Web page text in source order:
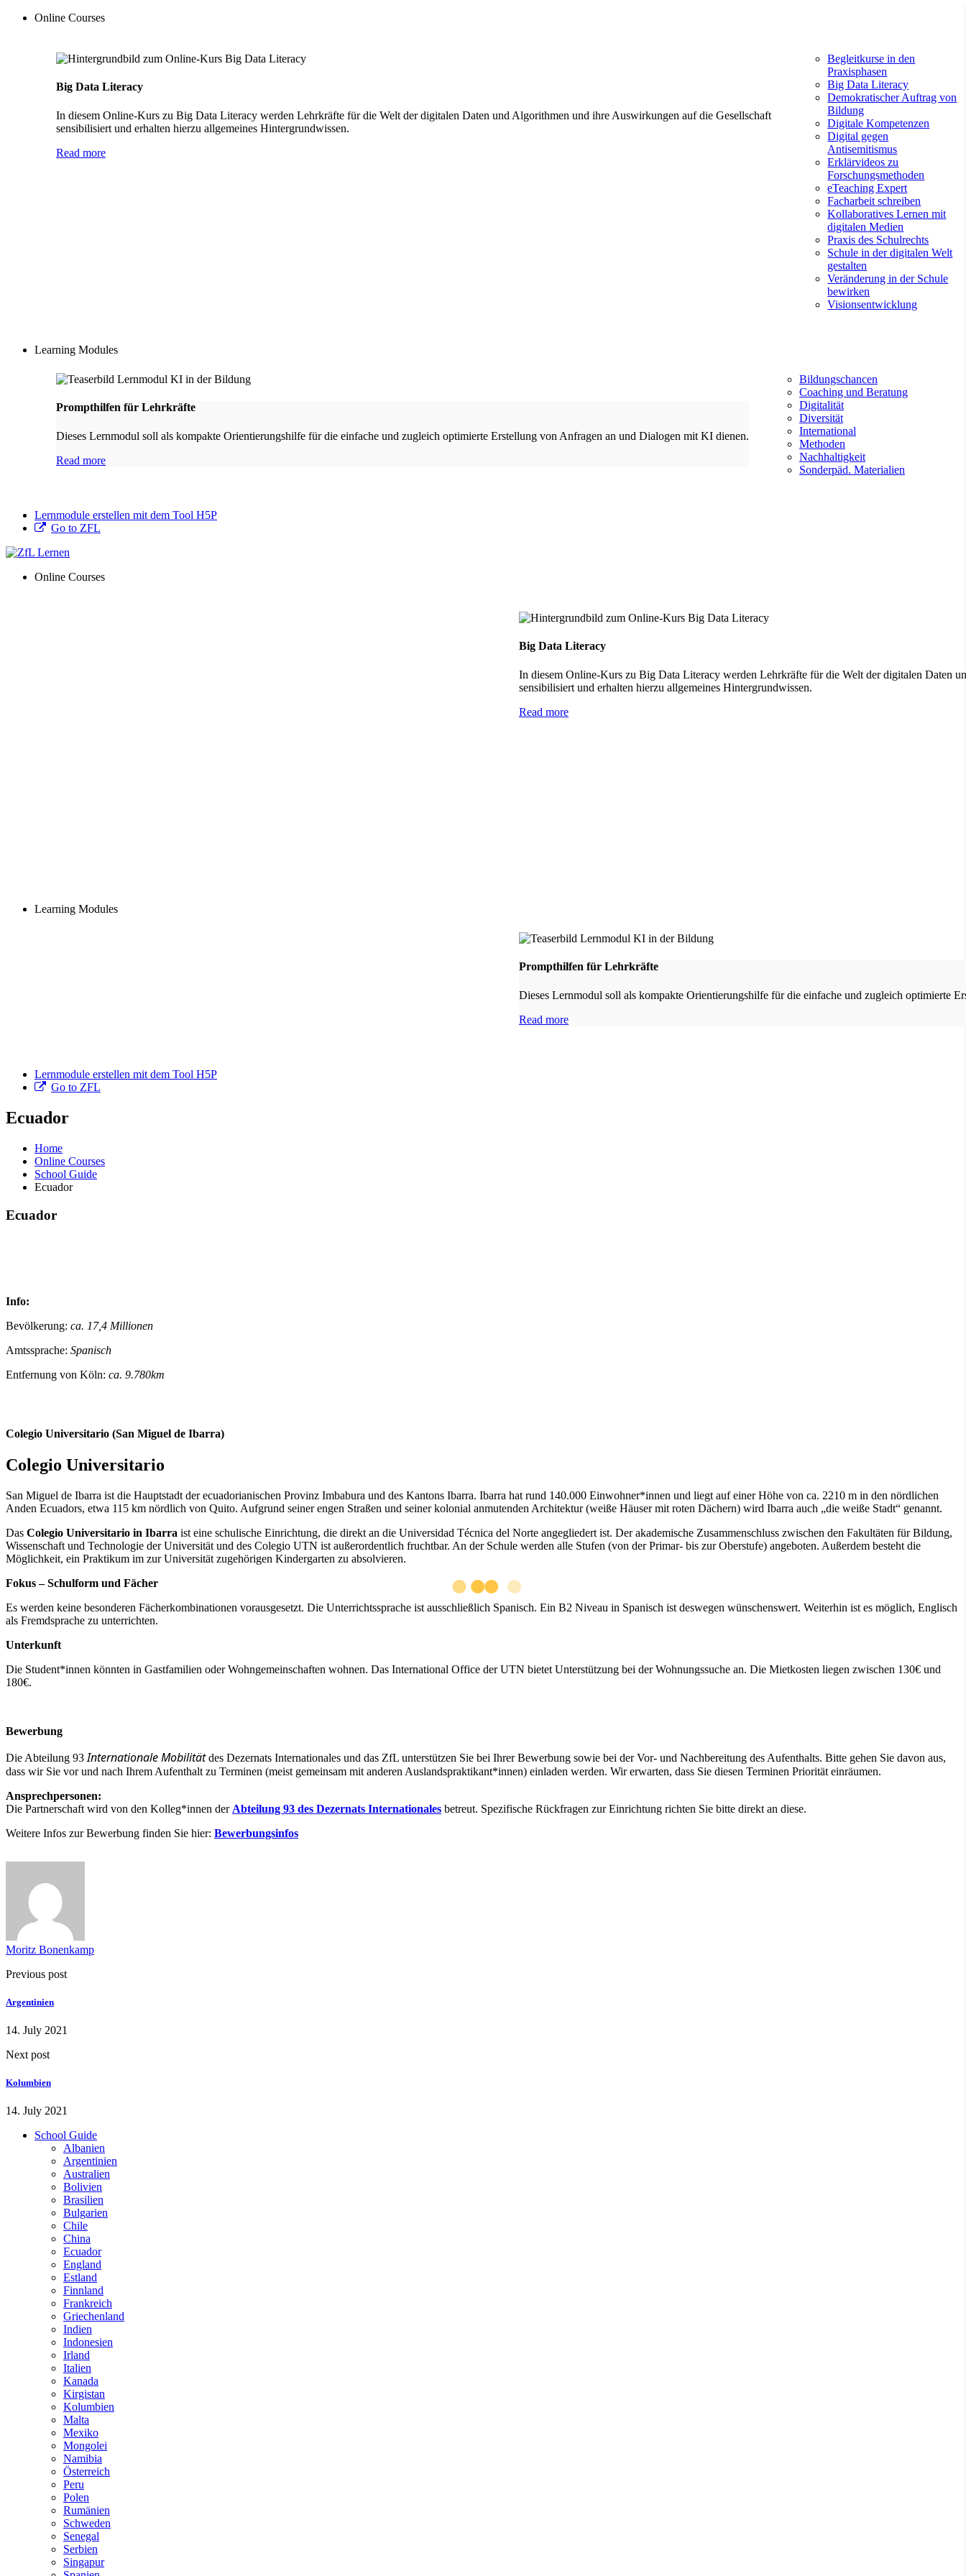
Online Courses
Big Data Literacy
In diesem Online-Kurs zu Big Data Literacy werden Lehrkräfte für die Welt der digitalen Daten und Algorithmen und ihre Auswirkungen auf die Gesellschaft
sensibilisiert und erhalten hierzu allgemeines Hintergrundwissen.
Read more
Begleitkurse in den
Praxisphasen
Big Data Literacy
Demokratischer Auftrag von
Bildung
Digitale Kompetenzen
Digital gegen
Antisemitismus
Erklärvideos zu
Forschungsmethoden
eTeaching Expert
Facharbeit schreiben
Kollaboratives Lernen mit
digitalen Medien
Praxis des Schulrechts
Schule in der digitalen Welt
gestalten
Veränderung in der Schule
bewirken
Visionsentwicklung
Learning Modules
Prompthilfen für Lehrkräfte
Dieses Lernmodul soll als kompakte Orientierungshilfe für die einfache und zugleich optimierte Erstellung von Anfragen an und Dialogen mit KI dienen.
Read more
Bildungschancen
Coaching und Beratung
Digitalität
Diversität
International
Methoden
Nachhaltigkeit
Sonderpäd. Materialien
Lernmodule erstellen mit dem Tool H5P
Go to ZFL
Online Courses
Big Data Literacy
In diesem Online-Kurs zu Big Data Literacy werden Lehrkräfte für die Welt der digitalen Daten
sensibilisiert und erhalten hierzu allgemeines Hintergrundwissen.
Read more
Learning Modules
Prompthilfen für Lehrkräfte
Dieses Lernmodul soll als kompakte Orientierungshilfe für die einfache und zugleich optimierte
Read more
Lernmodule erstellen mit dem Tool H5P
Go to ZFL
Ecuador
Home
Online Courses
School Guide
Ecuador
Ecuador
Info:
Bevölkerung: ca. 17,4 Millionen
Amtssprache: Spanisch
Entfernung von Köln: ca. 9.780km
Colegio Universitario (San Miguel de Ibarra)
Colegio Universitario
San Miguel de Ibarra ist die Hauptstadt der ecuadorianischen Provinz Imbabura und des Kantons Ibarra. Ibarra hat rund 140.000 Einwohner*innen und liegt auf einer Höhe von ca. 2210 m in den nördlichen
Anden Ecuadors, etwa 115 km nördlich von Quito. Aufgrund seiner engen Straßen und seiner kolonial anmutenden Architektur (weiße Häuser mit roten Dächern) wird Ibarra auch „die weiße Stadt“ genannt.
Das Colegio Universitario in Ibarra ist eine schulische Einrichtung, die direkt an die Universidad Técnica del Norte angegliedert ist. Der akademische Zusammenschluss zwischen den Fakultäten für Bildung,
Wissenschaft und Technologie der Universität und des Colegio UTN ist außerordentlich fruchtbar. An der Schule werden alle Stufen (von der Primar- bis zur Oberstufe) angeboten. Außerdem besteht die
Möglichkeit, ein Praktikum im zur Universität zugehörigen Kindergarten zu absolvieren.
Fokus – Schulform und Fächer
Es werden keine besonderen Fächerkombinationen vorausgesetzt. Die Unterrichtssprache ist ausschließlich Spanisch. Ein B2 Niveau in Spanisch ist deswegen wünschenswert. Weiterhin ist es möglich, Englisch
als Fremdsprache zu unterrichten.
Unterkunft
Die Student*innen könnten in Gastfamilien oder Wohngemeinschaften wohnen. Das International Office der UTN bietet Unterstützung bei der Wohnungssuche an. Die Mietkosten liegen zwischen 130€ und
180€.
Bewerbung
Die Abteilung 93 Internationale Mobilitätdes Dezernats Internationales und das ZfL unterstützen Sie bei Ihrer Bewerbung sowie bei der Vor- und Nachbereitung des Aufenthalts. Bitte gehen Sie davon aus,
dass wir Sie vor und nach Ihrem Aufenthalt zu Terminen (meist gemeinsam mit anderen Auslandspraktikant*innen) einladen werden. Wir erwarten, dass Sie diesen Terminen Priorität einräumen.
Ansprechpersonen:
Die Partnerschaft wird von den Kolleg*innen der Abteilung 93 des Dezernats Internationales betreut. Spezifische Rückfragen zur Einrichtung richten Sie bitte direkt an diese.
Weitere Infos zur Bewerbung finden Sie hier: Bewerbungsinfos
Moritz Bonenkamp
Previous post
Argentinien
14. July 2021
Next post
Kolumbien
14. July 2021
School Guide
Albanien
Argentinien
Australien
Bolivien
Brasilien
Bulgarien
Chile
China
Ecuador
England
Estland
Finnland
Frankreich
Griechenland
Indien
Indonesien
Irland
Italien
Kanada
Kirgistan
Kolumbien
Malta
Mexiko
Mongolei
Namibia
Österreich
Peru
Polen
Rumänien
Schweden
Senegal
Serbien
Singapur